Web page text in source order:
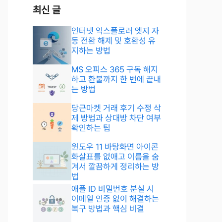
최신 글
인터넷 익스플로러 엣지 자
동 전환 해제 및 호환성 유
지하는 방법
MS 오피스 365 구독 해지
하고 환불까지 한 번에 끝내
는 방법
당근마켓 거래 후기 수정 삭
제 방법과 상대방 차단 여부
확인하는 팁
윈도우 11 바탕화면 아이콘
화살표를 없애고 이름을 숨
겨서 깔끔하게 정리하는 방
법
애플 ID 비밀번호 분실 시
이메일 인증 없이 해결하는
복구 방법과 핵심 비결